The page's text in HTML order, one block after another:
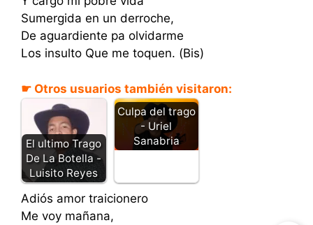
Sumergida en un derroche,
De aguardiente pa olvidarme
Los insulto Que me toquen. (Bis)
☛ Otros usuarios también visitaron:
El ultimo Trago
De La Botella -
Luisito Reyes
Culpa del trago
- Uriel
Sanabria
Adiós amor traicionero
Me voy mañana,